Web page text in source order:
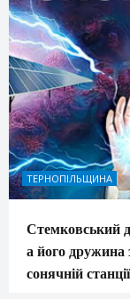
ТЕРНОПІЛЬЩИНА
Стемковський
а його дружина
сонячній станції